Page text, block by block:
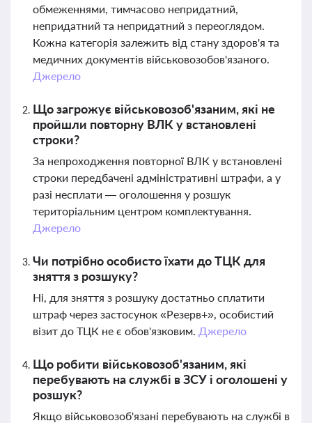
обмеженнями, тимчасово непридатний,
непридатний та непридатний з переоглядом.
Кожна категорія залежить від стану здоров'я та
медичних документів військовозобов'язаного.
Джерело
Що загрожує військовозоб'язаним, які не
пройшли повторну ВЛК у встановлені
строки?
За непроходження повторної ВЛК у встановлені
строки передбачені адміністративні штрафи, а у
разі несплати — оголошення у розшук
територіальним центром комплектування.
Джерело
Чи потрібно особисто їхати до ТЦК для
зняття з розшуку?
Ні, для зняття з розшуку достатньо сплатити
штраф через застосунок «Резерв+», особистий
візит до ТЦК не є обов'язковим. Джерело
Що робити військовозоб'язаним, які
перебувають на службі в ЗСУ і оголошені у
розшук?
Якщо військовозоб'язані перебувають на службі в